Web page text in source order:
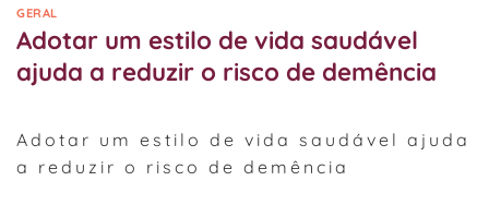
GERAL
Adotar um estilo de vida saudável
ajuda a reduzir o risco de demência
Adotar um estilo de vida saudável ajuda
a reduzir o risco de demência